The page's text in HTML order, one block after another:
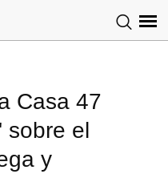
Casa 47
sobre el
y